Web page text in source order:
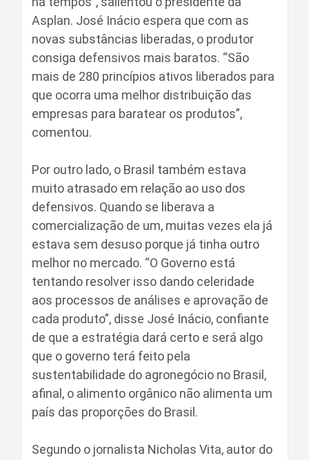
Asplan. José Inácio espera que com as
novas substâncias liberadas, o produtor
consiga defensivos mais baratos. “São
mais de 280 princípios ativos liberados para
que ocorra uma melhor distribuição das
empresas para baratear os produtos”,
comentou.
Por outro lado, o Brasil também estava
muito atrasado em relação ao uso dos
defensivos. Quando se liberava a
comercialização de um, muitas vezes ela já
estava sem desuso porque já tinha outro
melhor no mercado. “O Governo está
tentando resolver isso dando celeridade
aos processos de análises e aprovação de
cada produto”, disse José Inácio, confiante
de que a estratégia dará certo e será algo
que o governo terá feito pela
sustentabilidade do agronegócio no Brasil,
afinal, o alimento orgânico não alimenta um
país das proporções do Brasil.
Segundo o jornalista Nicholas Vita, autor do